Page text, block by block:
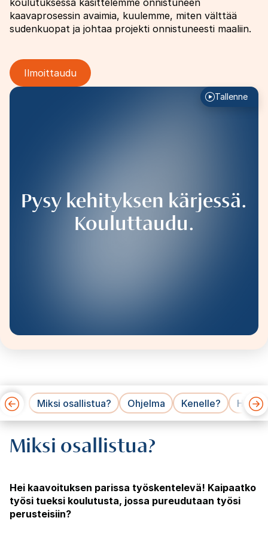
kaavaprosessin avaimia, kuulemme, miten välttää
sudenkuopat ja johtaa projekti onnistuneesti maaliin.
Ilmoittaudu
Image
Tallenne
Pysy kehityksen kärjessä.
Kouluttaudu.
Miksi osallistua? Ohjelma Kenelle? Hinnat
Miksi osallistua?
Hei kaavoituksen parissa työskentelevä! Kaipaatko
työsi tueksi koulutusta, jossa pureudutaan työsi
perusteisiin?